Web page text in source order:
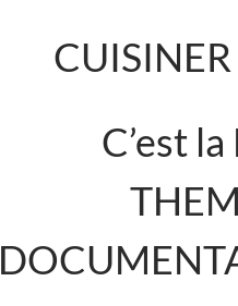
C’est la